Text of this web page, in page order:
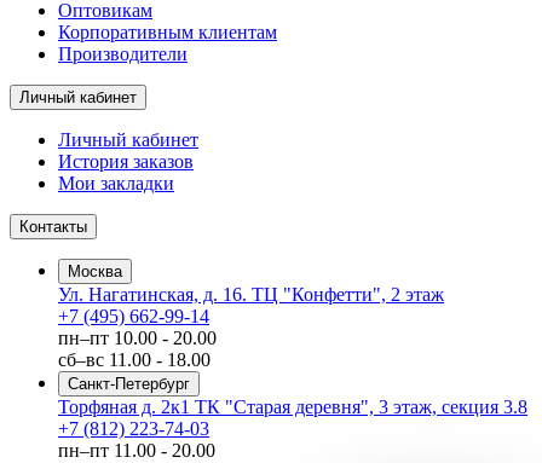
Оптовикам
Корпоративным клиентам
Производители
Личный кабинет
Личный кабинет
История заказов
Мои закладки
Контакты
Москва
Ул. Нагатинская, д. 16. ТЦ "Конфетти", 2 этаж
+7 (495) 662-99-14
пн–пт 10.00 - 20.00
сб–вс 11.00 - 18.00
Санкт-Петербург
Торфяная д. 2к1 ТК "Старая деревня", 3 этаж, секция 3.8
+7 (812) 223-74-03
пн–пт 11.00 - 20.00